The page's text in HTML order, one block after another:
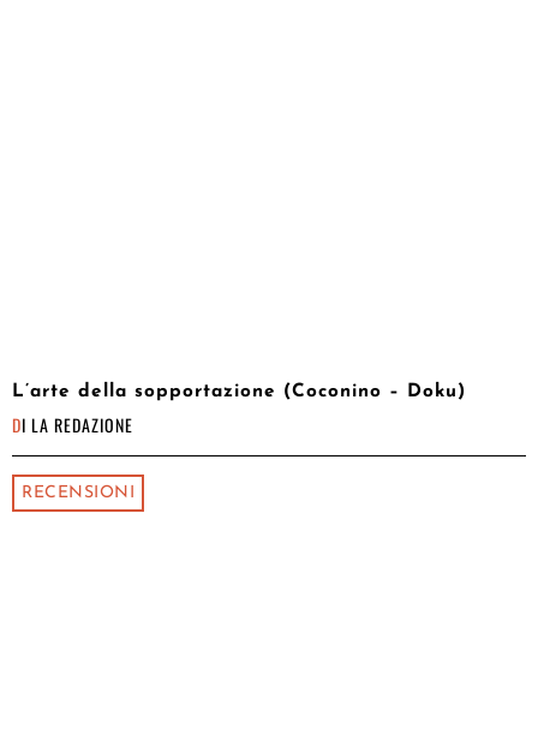
L’arte della sopportazione (Coconino – Doku)
DI LA REDAZIONE
RECENSIONI